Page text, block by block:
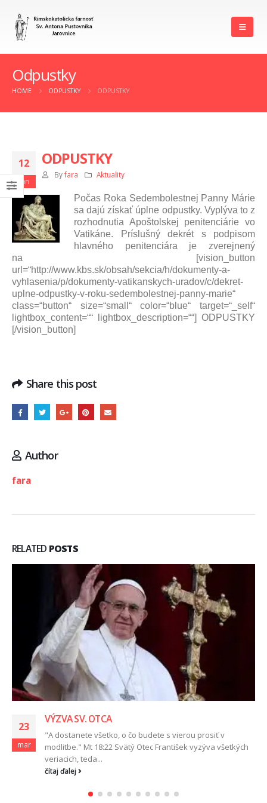
Odpustky
HOME ODPUSTKY ODPUSTKY
12
jan
ODPUSTKY
By fara Aktuality
Počas Roka Sedembolestnej Panny Márie
sa dajú získať úplne odpustky. Vyplýva to z
rozhodnutia Apoštolskej penitenciárie vo
Vatikáne. Príslušný dekrét s podpisom
hlavného penitenciára je zverejnený
na [vision_button
url=“http://www.kbs.sk/obsah/sekcia/h/dokumenty-a-
vyhlasenia/p/dokumenty-vatikanskych-uradov/c/dekret-
uplne-odpustky-v-roku-sedembolestnej-panny-marie“
class=“button“ size=“small“ color=“blue“ target=“_self“
lightbox_content=““ lightbox_description=““] ODPUSTKY
[/vision_button]
Share this post
Author
fara
RELATED POSTS
23
mar
VÝZVA SV. OTCA
"A dostanete všetko, o čo budete s vierou prosiť v
modlitbe." Mt 18:22 Svätý Otec František vyzýva všetkých
veriacich, teda...
čítaj ďalej